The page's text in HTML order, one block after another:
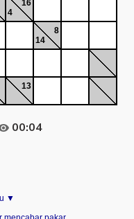
16
4
8
14
13
00:04
▼